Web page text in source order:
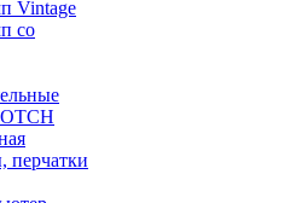
Vintage
со
перчатки